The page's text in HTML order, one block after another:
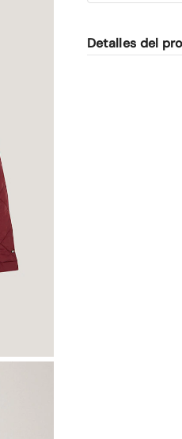
Detalles del